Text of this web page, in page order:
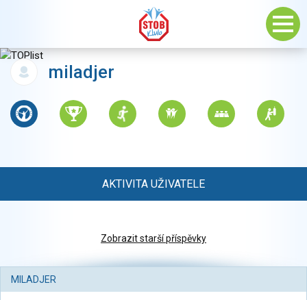
miladjer
AKTIVITA UŽIVATELE
Zobrazit starší příspěvky
MILADJER